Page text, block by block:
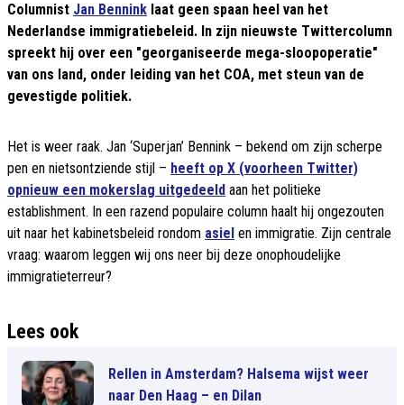
Columnist Jan Bennink laat geen spaan heel van het
Nederlandse immigratiebeleid. In zijn nieuwste Twittercolumn
spreekt hij over een "georganiseerde mega-sloopoperatie"
van ons land, onder leiding van het COA, met steun van de
gevestigde politiek.
Het is weer raak. Jan ‘Superjan’ Bennink – bekend om zijn scherpe
pen en nietsontziende stijl – heeft op X (voorheen Twitter)
opnieuw een mokerslag uitgedeeld aan het politieke
establishment. In een razend populaire column haalt hij ongezouten
uit naar het kabinetsbeleid rondom asiel en immigratie. Zijn centrale
vraag: waarom leggen wij ons neer bij deze onophoudelijke
immigratieterreur?
Lees ook
Rellen in Amsterdam? Halsema wijst weer
naar Den Haag – en Dilan